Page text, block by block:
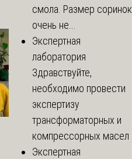
смола. Размер соринок
очень не...
Экспертная
лаборатория
Здравствуйте,
необходимо провести
экспертизу
трансформаторных и
компрессорных масел
Экспертная